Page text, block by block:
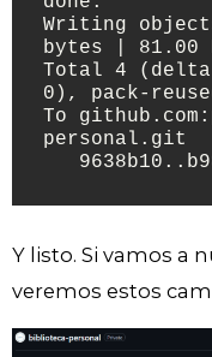
Writing
bytes | 81.00
Total 4
0), pack-
To
personal.git
Y listo. Si vamos a
veremos estos